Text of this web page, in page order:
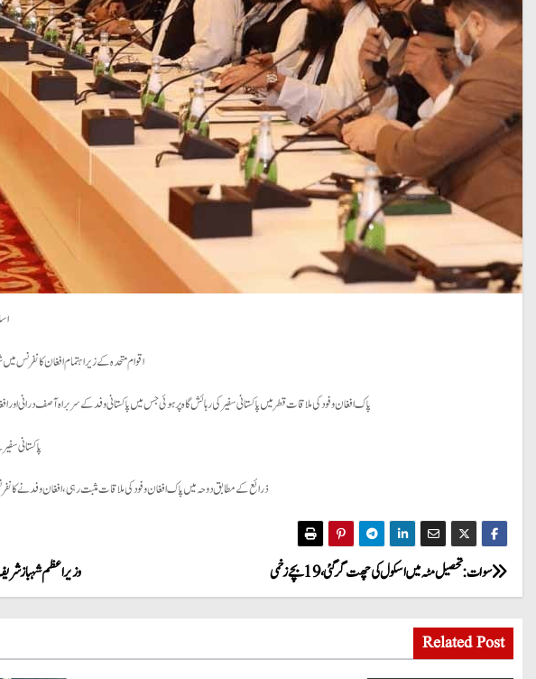
اقوام متحدہ کے زیر اہتمام افغان کانفرنس
پاک افغان وفود کی ملاقات قطر میں پاکستانی سفیر کی رہائش گاہ پر ہوئی جس میں پاکستانی وفد کے سربراہ آصف درانی
پاکستانی
ذرائع کے مطابق دوحہ میں پاک افغان وفود کی ملاقات مثبت رہی، افغان وفد نے
P
o
s
وزیراعظم شہباز شریف آج سوات: تحصیل مٹہ میں اسکول کی چھت گرگئی، 19 بچے زخمی
Related Post